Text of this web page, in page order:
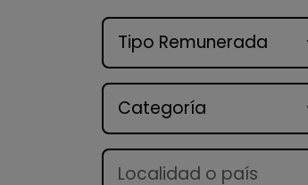
Tipo de oferta
Categoría
Lugar